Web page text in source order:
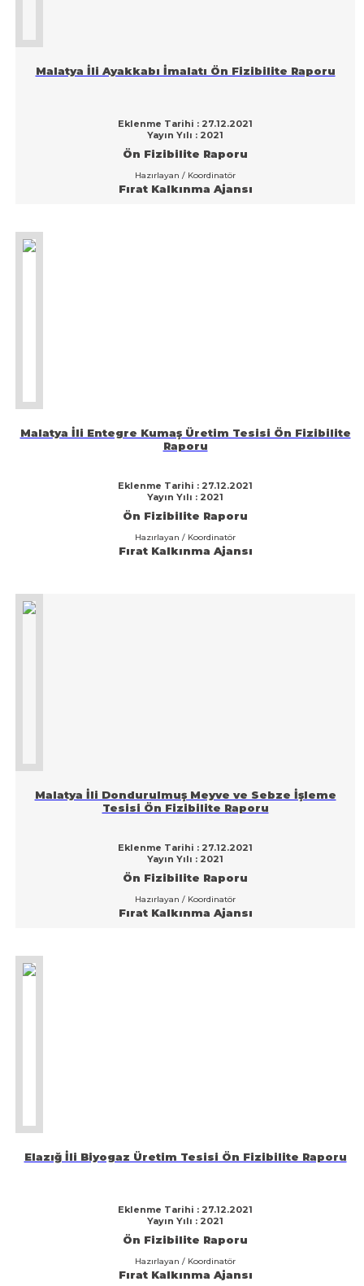
Malatya İli Ayakkabı İmalatı Ön Fizibilite Raporu
Eklenme Tarihi : 27.12.2021
Yayın Yılı : 2021
Ön Fizibilite Raporu
Hazırlayan / Koordinatör
Fırat Kalkınma Ajansı
Malatya İli Entegre Kumaş Üretim Tesisi Ön Fizibilite
Raporu
Eklenme Tarihi : 27.12.2021
Yayın Yılı : 2021
Ön Fizibilite Raporu
Hazırlayan / Koordinatör
Fırat Kalkınma Ajansı
Malatya İli Dondurulmuş Meyve ve Sebze İşleme
Tesisi Ön Fizibilite Raporu
Eklenme Tarihi : 27.12.2021
Yayın Yılı : 2021
Ön Fizibilite Raporu
Hazırlayan / Koordinatör
Fırat Kalkınma Ajansı
Elazığ İli Biyogaz Üretim Tesisi Ön Fizibilite Raporu
Eklenme Tarihi : 27.12.2021
Yayın Yılı : 2021
Ön Fizibilite Raporu
Hazırlayan / Koordinatör
Fırat Kalkınma Ajansı